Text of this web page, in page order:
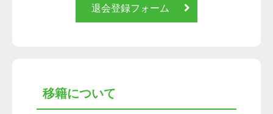
退会登録フォーム
移籍について